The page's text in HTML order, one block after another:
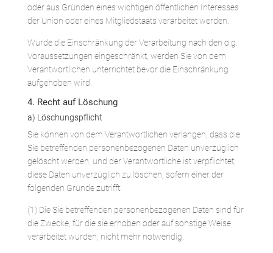
oder aus Gründen eines wichtigen öffentlichen Interesses
der Union oder eines Mitgliedstaats verarbeitet werden.
Wurde die Einschränkung der Verarbeitung nach den o.g.
Voraussetzungen eingeschränkt, werden Sie von dem
Verantwortlichen unterrichtet bevor die Einschränkung
aufgehoben wird.
4. Recht auf Löschung
a) Löschungspflicht
Sie können von dem Verantwortlichen verlangen, dass die
Sie betreffenden personenbezogenen Daten unverzüglich
gelöscht werden, und der Verantwortliche ist verpflichtet,
diese Daten unverzüglich zu löschen, sofern einer der
folgenden Gründe zutrifft:
(1) Die Sie betreffenden personenbezogenen Daten sind für
die Zwecke, für die sie erhoben oder auf sonstige Weise
verarbeitet wurden, nicht mehr notwendig.